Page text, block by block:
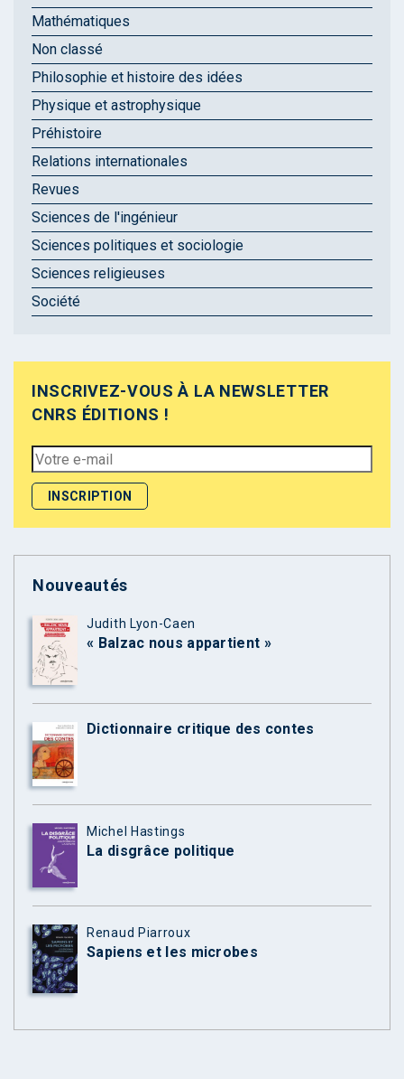
Mathématiques
Non classé
Philosophie et histoire des idées
Physique et astrophysique
Préhistoire
Relations internationales
Revues
Sciences de l'ingénieur
Sciences politiques et sociologie
Sciences religieuses
Société
INSCRIVEZ-VOUS À LA NEWSLETTER
CNRS ÉDITIONS !
Nouveautés
Judith Lyon-Caen
« Balzac nous appartient »
Dictionnaire critique des contes
Michel Hastings
La disgrâce politique
Renaud Piarroux
Sapiens et les microbes